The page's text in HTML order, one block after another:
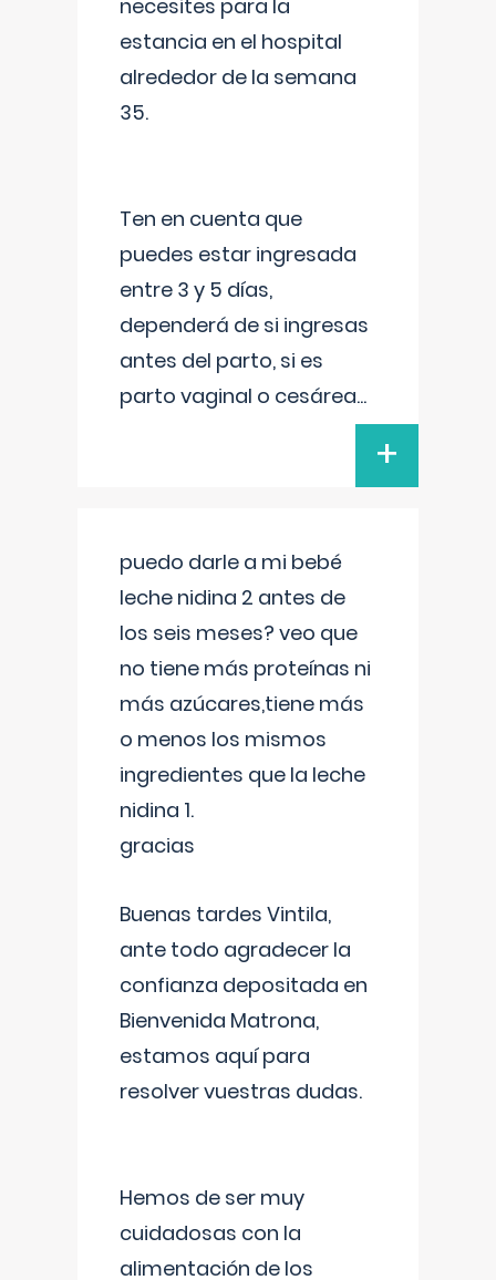
necesites para la
estancia en el hospital
alrededor de la semana
35.
Ten en cuenta que
puedes estar ingresada
entre 3 y 5 días,
dependerá de si ingresas
antes del parto, si es
parto vaginal o cesárea...
+
puedo darle a mi bebé
leche nidina 2 antes de
los seis meses? veo que
no tiene más proteínas ni
más azúcares,tiene más
o menos los mismos
ingredientes que la leche
nidina 1.
gracias
Buenas tardes Vintila,
ante todo agradecer la
confianza depositada en
Bienvenida Matrona,
estamos aquí para
resolver vuestras dudas.
Hemos de ser muy
cuidadosas con la
alimentación de los